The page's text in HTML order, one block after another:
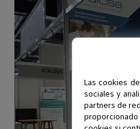
Las cookies
sociales y
partners de